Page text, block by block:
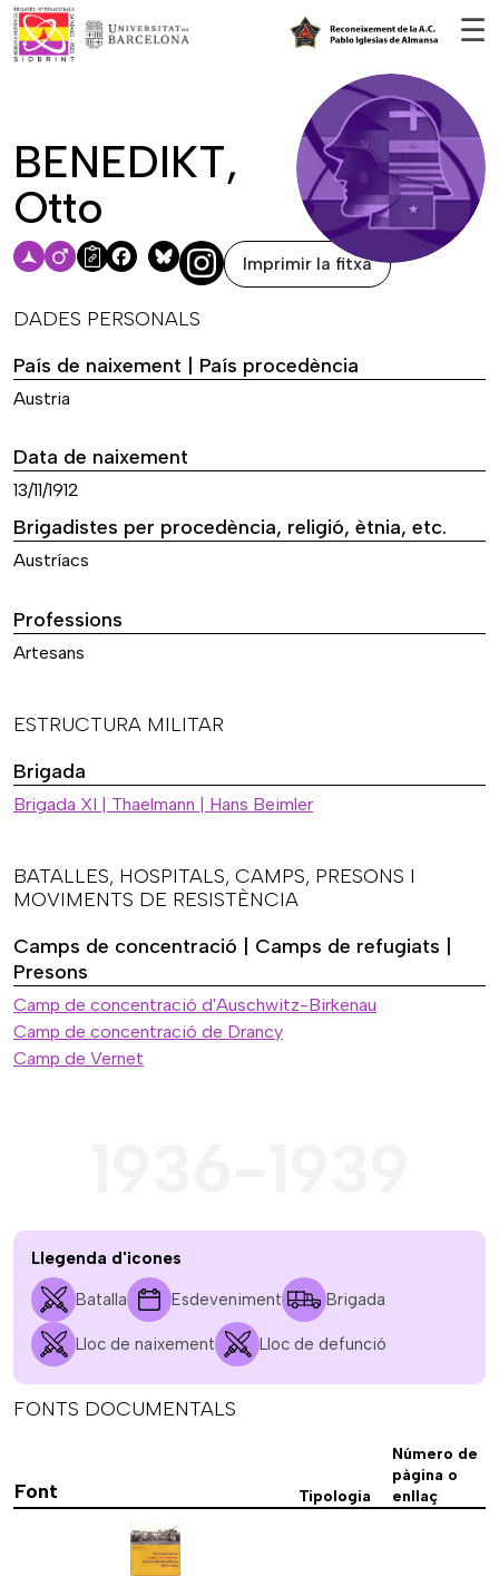
☰
BENEDIKT,
Otto
Facebook
Bluesky Imprimir la fitxa
DADES PERSONALS
País de naixement | País procedència
Austria
Data de naixement
13/11/1912
Brigadistes per procedència, religió, ètnia, etc.
Austríacs
Professions
Artesans
ESTRUCTURA MILITAR
Brigada
Brigada XI | Thaelmann | Hans Beimler
BATALLES, HOSPITALS, CAMPS, PRESONS I
MOVIMENTS DE RESISTÈNCIA
Camps de concentració | Camps de refugiats |
Presons
Camp de concentració d'Auschwitz-Birkenau
Camp de concentració de Drancy
Camp de Vernet
Llegenda d'icones
Batalla Esdeveniment Brigada
Lloc de naixement Lloc de defunció
FONTS DOCUMENTALS
Font Tipologia
Número de
pàgina o
enllaç